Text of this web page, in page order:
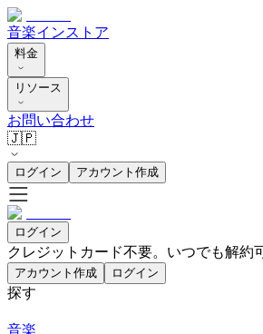
音楽インストア
料金
リソース
お問い合わせ
🇯🇵
ログイン アカウント作成
ログイン
クレジットカード不要。いつでも解約
アカウント作成 ログイン
探す
音楽